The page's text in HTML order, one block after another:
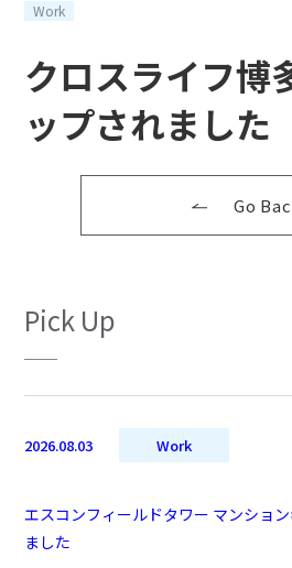
Work
クロスライフ博
ップされました
Go
Pick Up
2026.08.03 Work
エスコンフィールドタワー マンショ
ました